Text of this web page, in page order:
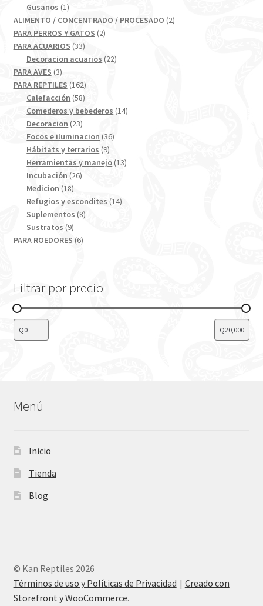
Gusanos 11
producto
ALIMENTO / CONCENTRADO / PROCESADO 22
PARA PERROS Y GATOS 22
PARA ACUARIOS 3333
productos
Decoracion acuarios 2222
PARA AVES 33
productos
PARA REPTILES 162162
productos
Calefacción 5858
productos
Comederos y bebederos 1414
Decoracion 2323
productos
Focos e iluminacion 3636
Hábitats y terrarios 99
productos
Herramientas y manejo 1313
Incubación 2626
Medicion 1818
productos
Refugios y escondites 1414
Suplementos 88
Sustratos 99
productos
PARA ROEDORES 66
Filtrar por precio
Menú
Inicio
Tienda
Blog
© Kan Reptiles 2026
Términos de uso y Políticas de Privacidad
Creado con
Storefront y WooCommerce.